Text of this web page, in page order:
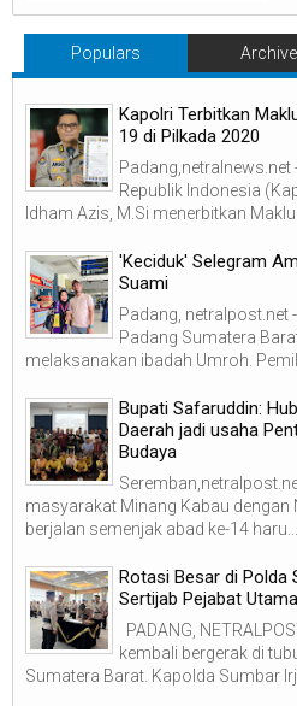
Populars Archive
Kapolri Terbitkan
19 di Pilkada 2020
Padang,netralnews.net
Republik Indonesia
Idham Azis, M.Si menerbitkan
'Keciduk' Selegram
Suami
Padang, netralpost.net
Padang Sumatera
melaksanakan ibadah Umroh.
Bupati Safaruddin:
Daerah jadi usaha
Budaya
masyarakat Minang Kabau dengan
berjalan semenjak abad ke-14 haru...
Rotasi Besar di Polda
Sertijab Pejabat
PADANG,
kembali bergerak di
Sumatera Barat. Kapolda Sumbar